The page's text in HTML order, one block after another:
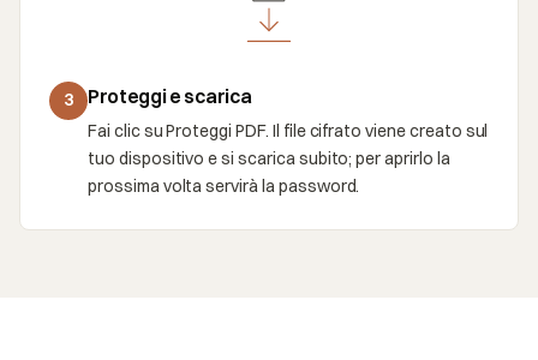
3 Proteggi e scarica
Fai clic su Proteggi PDF. Il file cifrato viene creato sul
tuo dispositivo e si scarica subito; per aprirlo la
prossima volta servirà la password.